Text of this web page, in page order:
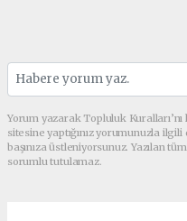
Yorum yazarak Topluluk
sitesine yaptığınız yorumunuzla
başınıza üstleniyorsunuz. Yazılan
sorumlu tutulamaz.